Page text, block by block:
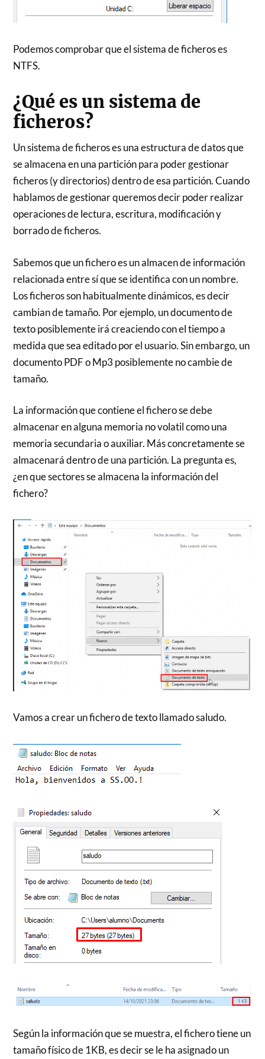
Podemos comprobar que el sistema de ficheros es
NTFS.
¿Qué es un sistema de
ficheros?
Un sistema de ficheros es una estructura de datos que
se almacena en una partición para poder gestionar
ficheros (y directorios) dentro de esa partición. Cuando
hablamos de gestionar queremos decir poder realizar
operaciones de lectura, escritura, modificación y
borrado de ficheros.
Sabemos que un fichero es un almacen de información
relacionada entre sí que se identifica con un nombre.
Los ficheros son habitualmente dinámicos, es decir
cambian de tamaño. Por ejemplo, un documento de
texto posiblemente irá creaciendo con el tiempo a
medida que sea editado por el usuario. Sin embargo, un
documento PDF o Mp3 posiblemente no cambie de
tamaño.
La información que contiene el fichero se debe
almacenar en alguna memoria no volatil como una
memoria secundaria o auxiliar. Más concretamente se
almacenará dentro de una partición. La pregunta es,
¿en que sectores se almacena la información del
fichero?
Vamos a crear un fichero de texto llamado saludo.
Según la información que se muestra, el fichero tiene un
tamaño físico de 1KB, es decir se le ha asignado un